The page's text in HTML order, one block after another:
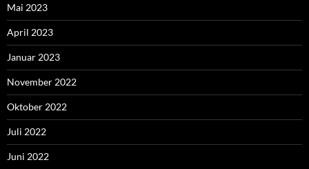
Mai 2023
April 2023
Januar 2023
November 2022
Oktober 2022
Juli 2022
Juni 2022